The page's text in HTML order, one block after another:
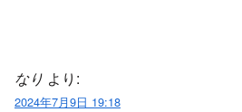
なり より:
2024年7月9日 19:18